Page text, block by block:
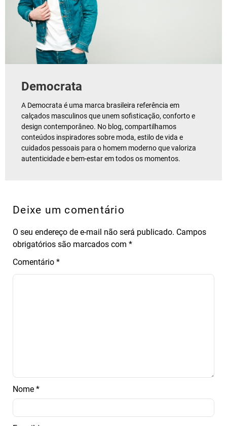
Democrata
A Democrata é uma marca brasileira referência em
calçados masculinos que unem sofisticação, conforto e
design contemporâneo. No blog, compartilhamos
conteúdos inspiradores sobre moda, estilo de vida e
cuidados pessoais para o homem moderno que valoriza
autenticidade e bem-estar em todos os momentos.
Deixe um comentário
O seu endereço de e-mail não será publicado. Campos
obrigatórios são marcados com *
Comentário *
Nome *